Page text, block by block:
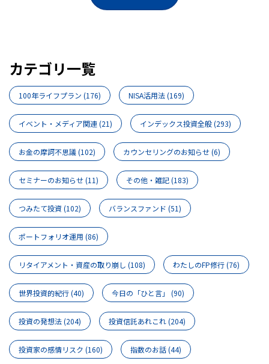
カテゴリ一覧
100年ライフプラン (176) NISA活用法(169)
イベント・メディア関連(21) インデックス投資全般(293)
お金の摩訶不思議(102) カウンセリングのお知らせ(6)
セミナーのお知らせ(11) その他・雑記(183)
つみたて投資(102) バランスファンド (51)
ポートフォリオ運用 (86)
リタイアメント・資産の取り崩し (108) わたしのFP修行(76)
世界投資的紀行(40) 今日の「ひと言」 (90)
投資の発想法(204) 投資信託あれこれ(204)
投資家の感情リスク (160) 指数のお話(44)